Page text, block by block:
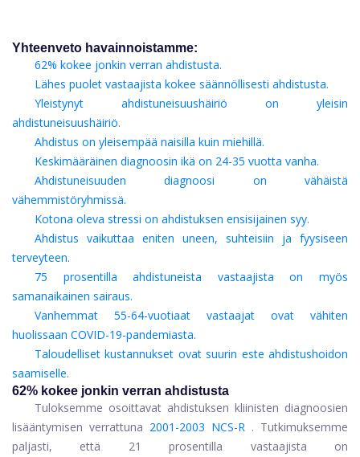
Yhteenveto havainnoistamme:
62% kokee jonkin verran ahdistusta.
Lähes puolet vastaajista kokee säännöllisesti ahdistusta.
Yleistynyt ahdistuneisuushäiriö on yleisin
ahdistuneisuushäiriö.
Ahdistus on yleisempää naisilla kuin miehillä.
Keskimääräinen diagnoosin ikä on 24-35 vuotta vanha.
Ahdistuneisuuden diagnoosi on vähäistä
vähemmistöryhmissä.
Kotona oleva stressi on ahdistuksen ensisijainen syy.
Ahdistus vaikuttaa eniten uneen, suhteisiin ja fyysiseen
terveyteen.
75 prosentilla ahdistuneista vastaajista on myös
samanaikainen sairaus.
Vanhemmat 55-64-vuotiaat vastaajat ovat vähiten
huolissaan COVID-19-pandemiasta.
Taloudelliset kustannukset ovat suurin este ahdistushoidon
saamiselle.
62% kokee jonkin verran ahdistusta
Tuloksemme osoittavat ahdistuksen kliinisten diagnoosien
lisääntymisen verrattuna 2001-2003 NCS-R . Tutkimuksemme
paljasti, että 21 prosentilla vastaajista on